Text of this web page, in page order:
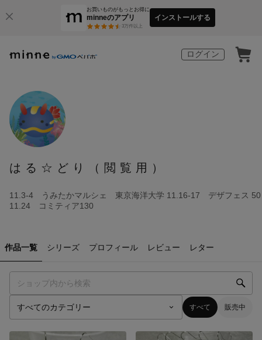
お買いものがもっとお得に
minneのアプリ
3万件以上
インストールする
ログイン
はる☆どり（閲覧用）
11.3-4 うみたかマルシェ 東京海洋大学 11.16-17 デザフェス 50
11.24 コミティア130
作品一覧 シリーズ プロフィール レビュー レター
すべて 販売中